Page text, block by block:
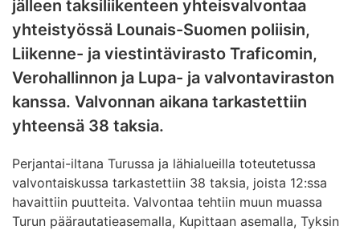
jälleen taksiliikenteen yhteisvalvontaa
yhteistyössä Lounais-Suomen poliisin,
Liikenne- ja viestintävirasto Traficomin,
Verohallinnon ja Lupa- ja valvontaviraston
kanssa. Valvonnan aikana tarkastettiin
yhteensä 38 taksia.
Perjantai-iltana Turussa ja lähialueilla toteutetussa
valvontaiskussa tarkastettiin 38 taksia, joista 12:ssa
havaittiin puutteita. Valvontaa tehtiin muun muassa
Turun päärautatieasemalla, Kupittaan asemalla, Tyksin